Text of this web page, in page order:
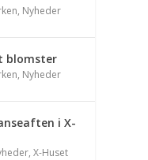
, Nyheder
blomster
, Nyheder
i X-
,X-Huset